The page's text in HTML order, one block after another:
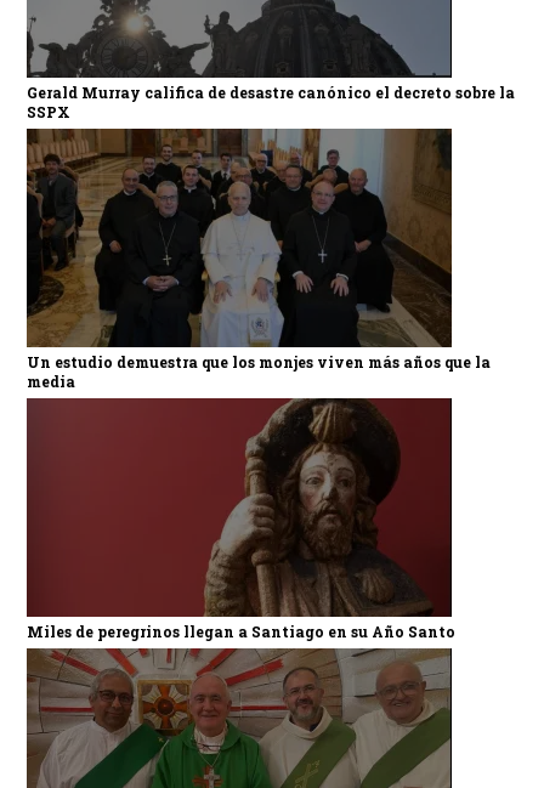
Gerald Murray califica de desastre canónico el decreto sobre la
SSPX
Un estudio demuestra que los monjes viven más años que la
media
Miles de peregrinos llegan a Santiago en su Año Santo